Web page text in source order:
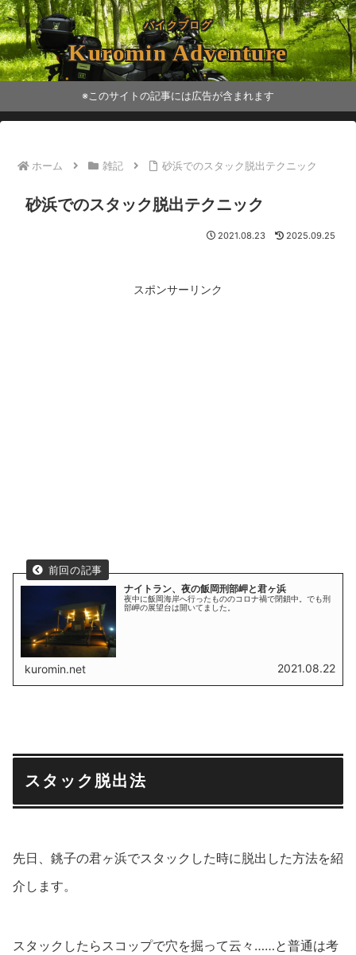
バイクブログ
Kuromin Adventure
※このサイトの記事には広告が含まれます
ホーム 雑記 砂浜でのスタック脱出テクニック
砂浜でのスタック脱出テクニック
2021.08.23 2025.09.25
スポンサーリンク
ナイトラン、夜の飯岡刑部岬と君ヶ浜
夜中に飯岡海岸へ行ったもののコロナ禍で閉鎖中。でも刑
部岬の展望台は開いてました。
kuromin.net 2021.08.22
スタック脱出法
先日、銚子の君ヶ浜でスタックした時に脱出した方法を紹
介します。
スタックしたらスコップで穴を掘って云々……と普通は考